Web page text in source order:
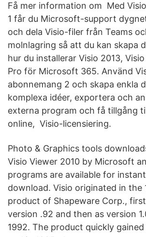
Få mer information om Med
1 får du Microsoft-support
och dela Visio-filer från Teams
molnlagring så att du kan skapa
hur du installerar Visio 2013,
Pro för Microsoft 365. Använd
abonnemang 2 och skapa enkla
komplexa idéer, exportera och
externa program och få tillgång
online, Visio-licensiering.
Photo & Graphics tools
Visio Viewer 2010 by Microsoft
programs are available for
download. Visio originated in the
product of Shapeware Corp.,
version .92 and then as version
1992. The product quickly